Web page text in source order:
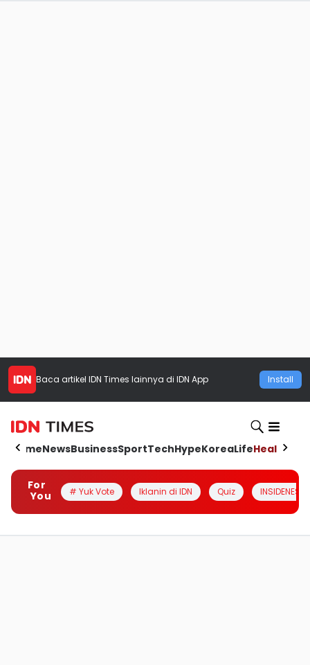
Baca artikel IDN Times lainnya di IDN App Install
HomeNewsBusinessSportTechHypeKoreaLifeHealth
For
You
# Yuk Vote Iklanin di IDN Quiz INSIDENESIA